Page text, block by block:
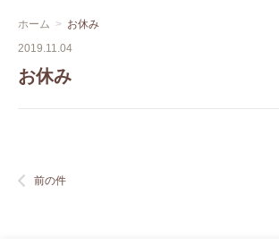
ホーム
お休み
2019.11.04
お休み
前の件